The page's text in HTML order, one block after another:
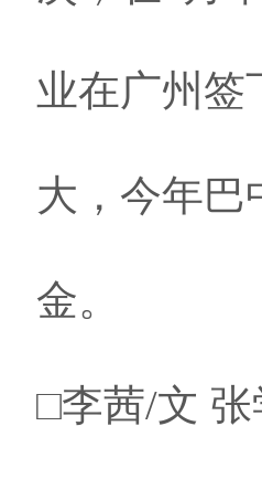
业在广州签
大，今年巴
金。
□李茜/文